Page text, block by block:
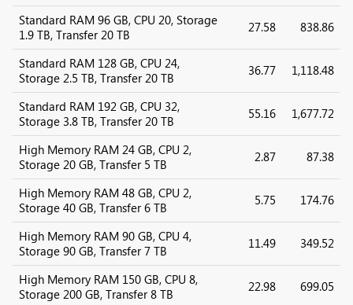
Standard RAM 96 GB, CPU 20, Storage
1.9 TB, Transfer 20 TB
27.58 838.86
Standard RAM 128 GB, CPU 24,
Storage 2.5 TB, Transfer 20 TB
36.77 1,118.48
Standard RAM 192 GB, CPU 32,
Storage 3.8 TB, Transfer 20 TB
55.16 1,677.72
High Memory RAM 24 GB, CPU 2,
Storage 20 GB, Transfer 5 TB
2.87 87.38
High Memory RAM 48 GB, CPU 2,
Storage 40 GB, Transfer 6 TB
5.75 174.76
High Memory RAM 90 GB, CPU 4,
Storage 90 GB, Transfer 7 TB
11.49 349.52
High Memory RAM 150 GB, CPU 8,
Storage 200 GB, Transfer 8 TB
22.98 699.05